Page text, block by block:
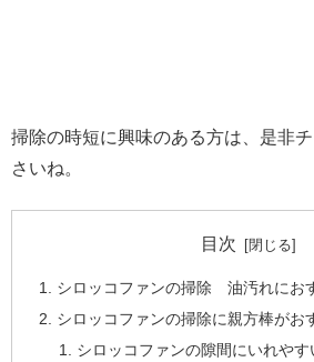
掃除の時短に興味のある方は、是非
さいね。
目次
シロッコファンの掃除 油汚れにお
シロッコファンの掃除に親方棒がお
シロッコファンの隙間にいれやす